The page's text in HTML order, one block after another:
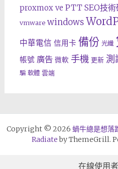
proxmox ve PTT SEO技
vmware windows
中華電信 信用卡 備份 光纖
帳號 廣告 微軟 手機 更新 測
騙 軟體 雲端
Copyright © 2026 蝸牛總是想落
Radiateby ThemeGrill.
在線使用